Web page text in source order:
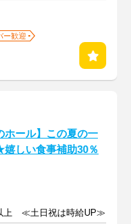
ー歓迎
ホール】この夏の一
しい食事補助30％
上 ≪土日祝は時給UP≫